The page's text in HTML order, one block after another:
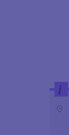
i